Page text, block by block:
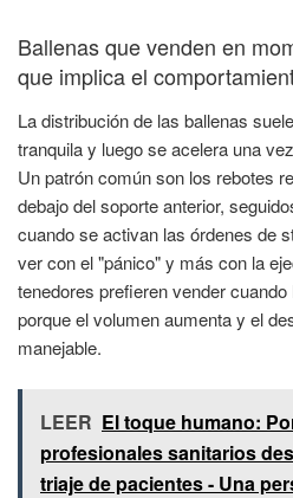
Ballenas que venden en
que implica el
La distribución de las ballenas
tranquila y luego se acelera una
Un patrón común son los rebotes
debajo del soporte anterior,
cuando se activan las órdenes de
ver con el "pánico" y más con la
tenedores prefieren vender
porque el volumen aumenta y el
manejable.
LEER El toque humano:
profesionales sanitarios
triaje de pacientes - Una